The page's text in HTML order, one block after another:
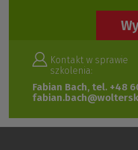
Kontakt w sprawie
szkolenia:
Fabian Bach, tel. +48